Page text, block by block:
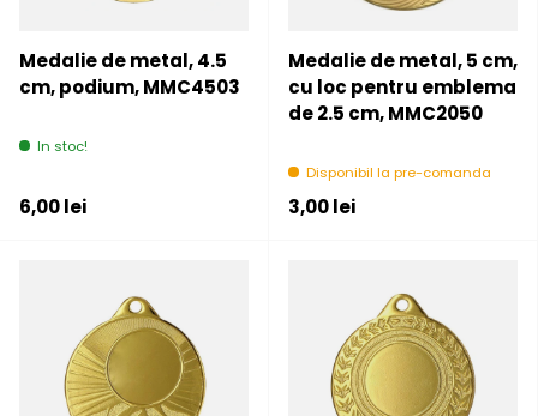
Medalie de metal, 4.5
cm, podium, MMC4503
In stoc!
Pret initial
6,00 lei
Medalie de metal, 5 cm,
cu loc pentru emblema
de 2.5 cm, MMC2050
Disponibil la pre-comanda
Pret initial
3,00 lei